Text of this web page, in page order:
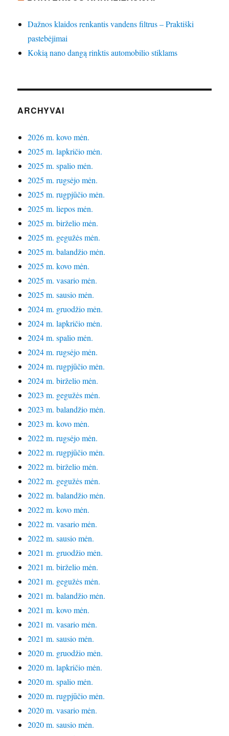
Dažnos klaidos renkantis vandens filtrus – Praktiški
pastebėjimai
Kokią nano dangą rinktis automobilio stiklams
ARCHYVAI
2026 m. kovo mėn.
2025 m. lapkričio mėn.
2025 m. spalio mėn.
2025 m. rugsėjo mėn.
2025 m. rugpjūčio mėn.
2025 m. liepos mėn.
2025 m. birželio mėn.
2025 m. gegužės mėn.
2025 m. balandžio mėn.
2025 m. kovo mėn.
2025 m. vasario mėn.
2025 m. sausio mėn.
2024 m. gruodžio mėn.
2024 m. lapkričio mėn.
2024 m. spalio mėn.
2024 m. rugsėjo mėn.
2024 m. rugpjūčio mėn.
2024 m. birželio mėn.
2023 m. gegužės mėn.
2023 m. balandžio mėn.
2023 m. kovo mėn.
2022 m. rugsėjo mėn.
2022 m. rugpjūčio mėn.
2022 m. birželio mėn.
2022 m. gegužės mėn.
2022 m. balandžio mėn.
2022 m. kovo mėn.
2022 m. vasario mėn.
2022 m. sausio mėn.
2021 m. gruodžio mėn.
2021 m. birželio mėn.
2021 m. gegužės mėn.
2021 m. balandžio mėn.
2021 m. kovo mėn.
2021 m. vasario mėn.
2021 m. sausio mėn.
2020 m. gruodžio mėn.
2020 m. lapkričio mėn.
2020 m. spalio mėn.
2020 m. rugpjūčio mėn.
2020 m. vasario mėn.
2020 m. sausio mėn.